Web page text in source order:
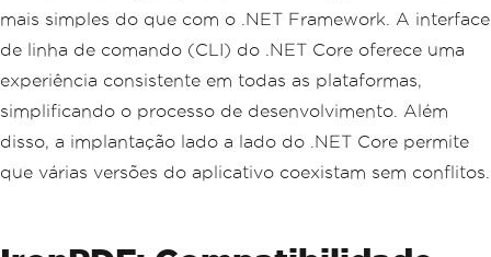
mais simples do que com o .NET Framework. A interface
de linha de comando (CLI) do .NET Core oferece uma
experiência consistente em todas as plataformas,
simplificando o processo de desenvolvimento. Além
disso, a implantação lado a lado do .NET Core permite
que várias versões do aplicativo coexistam sem conflitos.